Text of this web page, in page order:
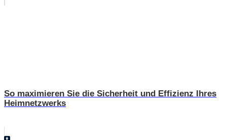
So maximieren Sie die Sicherheit und Effizienz Ihres
Heimnetzwerks